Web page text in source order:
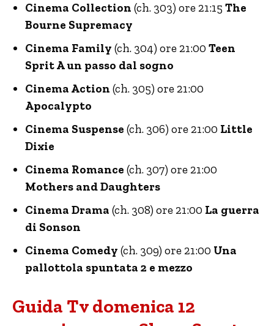
Cinema Collection (ch. 303) ore 21:15 The
Bourne Supremacy
Cinema Family (ch. 304) ore 21:00 Teen
Sprit A un passo dal sogno
Cinema Action (ch. 305) ore 21:00
Apocalypto
Cinema Suspense (ch. 306) ore 21:00 Little
Dixie
Cinema Romance (ch. 307) ore 21:00
Mothers and Daughters
Cinema Drama (ch. 308) ore 21:00 La guerra
di Sonson
Cinema Comedy (ch. 309) ore 21:00 Una
pallottola spuntata 2 e mezzo
Guida Tv domenica 12